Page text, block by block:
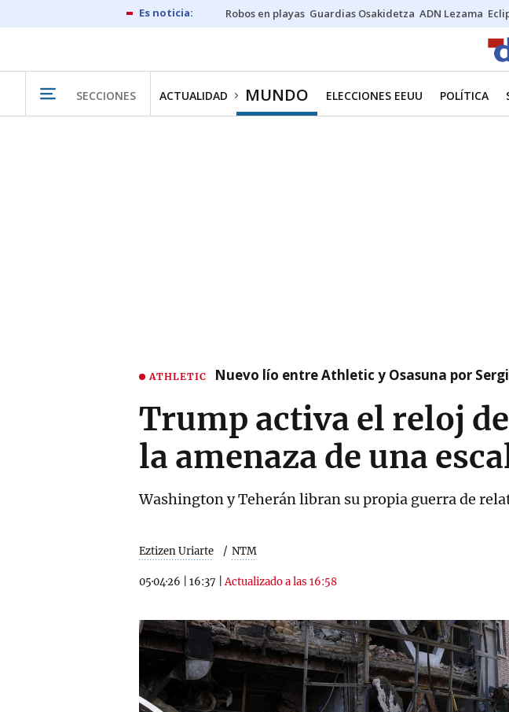
Robos en playas Guardias Osakidetza ADN Lezama
SECCIONES ACTUALIDAD MUNDO ELECCIONES EEUU POLÍTICA
ATHLETIC Nuevo lío entre Athletic y Osasuna por
Trump activa el reloj
la amenaza de una
Washington y Teherán libran su propia guerra de
Eztizen Uriarte NTM
05·04·26 16:37 |Actualizado a las 16:58